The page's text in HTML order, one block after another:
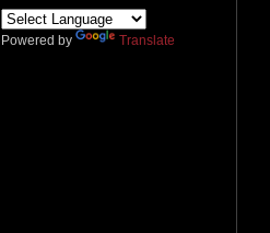
Powered by Translate